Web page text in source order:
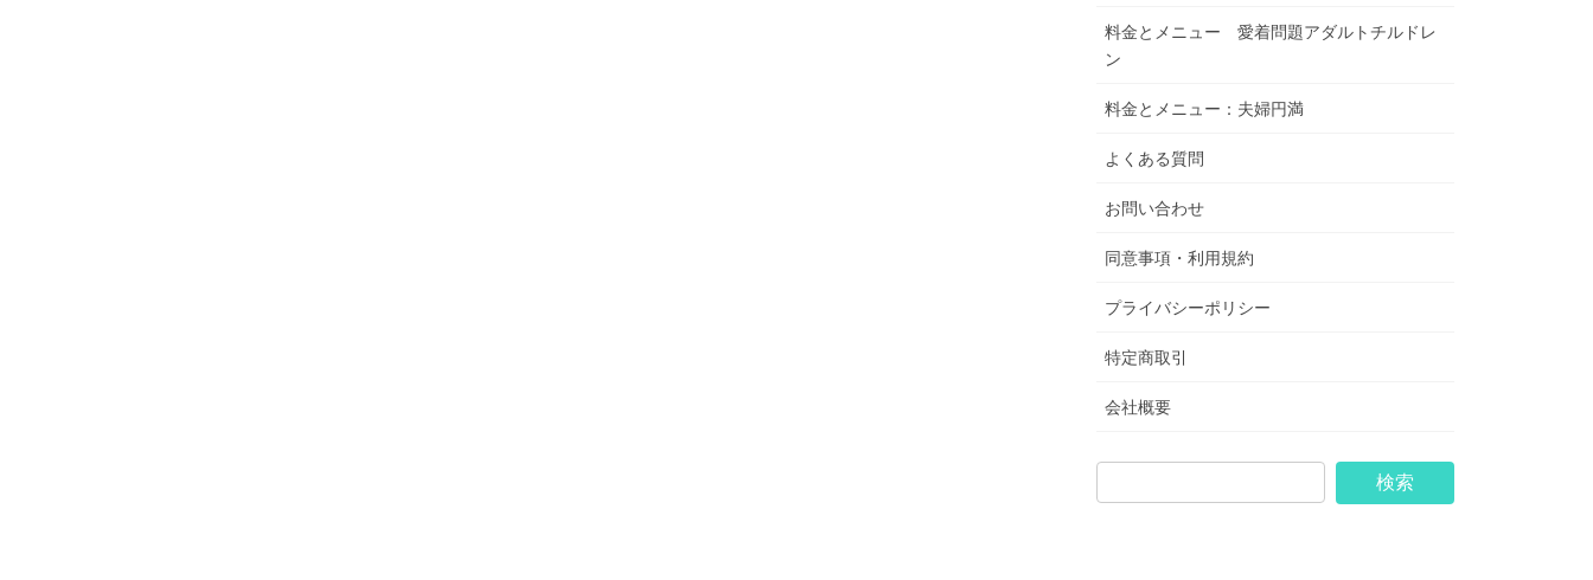
料金とメニュー 愛着問題アダルトチルドレ
ン
料金とメニュー：夫婦円満
よくある質問
お問い合わせ
同意事項・利用規約
プライバシーポリシー
特定商取引
会社概要